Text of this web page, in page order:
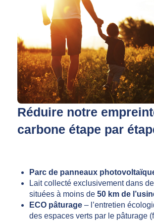
Réduire notre
carbone étape par
Parc de panneaux
Lait collecté exclusivement dans
situées à moins de 50 km de
ECO pâturage – l’entretien
des espaces verts par le pâturage